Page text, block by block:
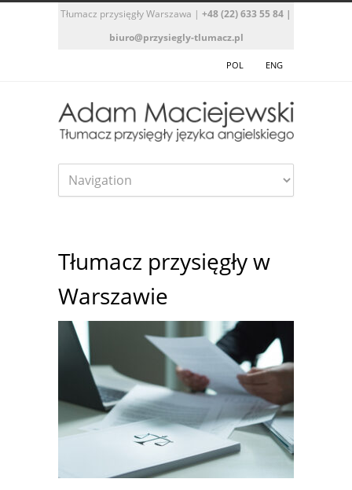
Tłumacz przysięgły Warszawa | +48 (22) 633 55 84 |
biuro@przysiegly-tlumacz.pl
POL ENG
Tłumacz przysięgły w
Warszawie